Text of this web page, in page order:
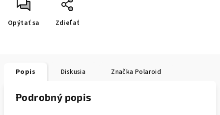
Opýtať sa Zdieľať
Popis Diskusia Značka Polaroid
Podrobný popis